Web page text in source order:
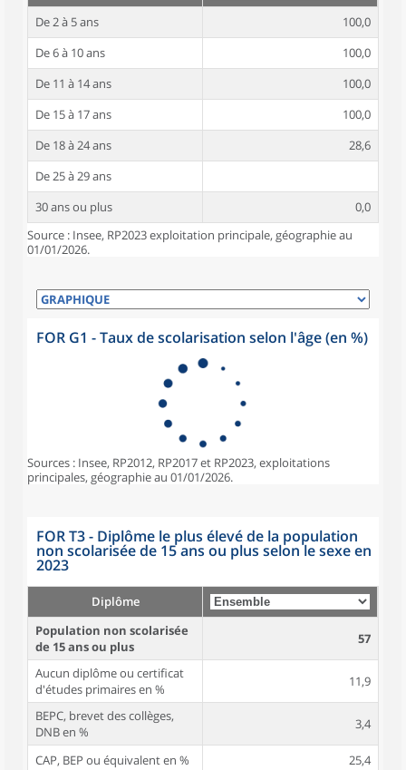
De 2 à 5 ans
100,0
De 6 à 10 ans
100,0
De 11 à 14 ans
100,0
De 15 à 17 ans
100,0
De 18 à 24 ans
28,6
De 25 à 29 ans
30 ans ou plus
0,0
Source : Insee, RP2023 exploitation principale, géographie au
01/01/2026.
FOR G1 - Taux de scolarisation selon l'âge (en %)
Sources : Insee, RP2012, RP2017 et RP2023, exploitations
principales, géographie au 01/01/2026.
FOR T3 - Diplôme le plus élevé de la population
non scolarisée de 15 ans ou plus selon le sexe en
2023
Diplôme
Population non scolarisée
de 15 ans ou plus
57
Aucun diplôme ou certificat
d'études primaires en %
11,9
BEPC, brevet des collèges,
DNB en %
3,4
CAP, BEP ou équivalent en %
25,4